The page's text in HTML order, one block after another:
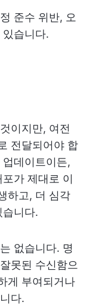
준수 위반, 오
습니다.
이지만, 여전
전달되어야 합
데이트이든,
가 제대로 이
하고, 더 심각
니다.
없습니다. 명
못된 수신함으
게 부여되거나
다.